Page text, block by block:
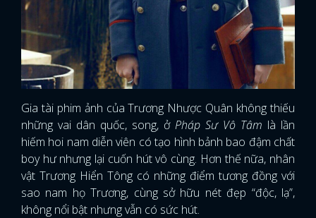
Gia tài phim ảnh của Trương Nhược Quân không thiếu
những vai dân quốc, song, ở Pháp Sư Vô Tâm là lần
hiếm hoi nam diễn viên có tạo hình bảnh bao đậm chất
boy hư nhưng lại cuốn hút vô cùng. Hơn thế nữa, nhân
vật Trương Hiển Tông có những điểm tương đồng với
sao nam họ Trương, cùng sở hữu nét đẹp “độc, lạ”,
không nổi bật nhưng vẫn có sức hút.